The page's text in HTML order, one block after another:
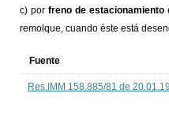
c) por freno de estacionamiento
remolque, cuando éste está
Fuente
Res.IMM 158.885/81 de